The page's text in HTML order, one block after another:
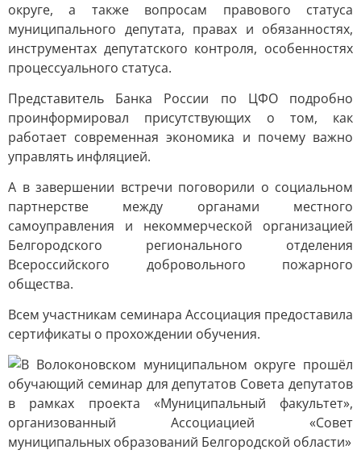
округе, а также вопросам правового статуса
муниципального депутата, правах и обязанностях,
инструментах депутатского контроля, особенностях
процессуального статуса.
Представитель Банка России по ЦФО подробно
проинформировал присутствующих о том, как
работает современная экономика и почему важно
управлять инфляцией.
А в завершении встречи поговорили о социальном
партнерстве между органами местного
самоуправления и некоммерческой организацией
Белгородского регионального отделения
Всероссийского добровольного пожарного
общества.
Всем участникам семинара Ассоциация предоставила
сертификаты о прохождении обучения.